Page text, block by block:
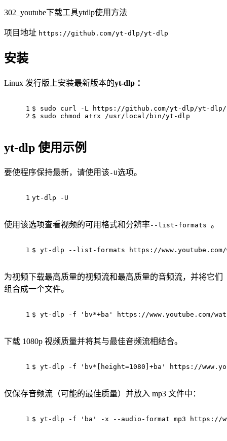
302_youtube下载工具ytdlp使用方法
项目地址 https://github.com/yt-dlp/yt-dlp
安装
Linux 发行版上安装最新版本的yt-dlp ：
1
2
$ sudo curl -L https://github.com/yt-dlp/yt-
$ sudo chmod a+rx /usr/local /bin/yt-dlp
yt-dlp 使用示例
要使程序保持最新，请使用该 -U选项。
1 yt-dlp -U
使用该选项查看视频的可用格式和分辨率--list-formats 。
1 $ yt-dlp --list-formats https://www.youtube.com/
为视频下载最高质量的视频流和最高质量的音频流，并将它们
组合成一个文件。
1 $ yt-dlp -f 'bv*+ba' https://www.youtube.com/
下载 1080p 视频质量并将其与最佳音频流相结合。
1 $ yt-dlp -f 'bv*[height=1080]+ba' https://
仅保存音频流（可能的最佳质量）并放入 mp3 文件中：
1 $ yt-dlp -f 'ba' -x --audio-format mp3 https://